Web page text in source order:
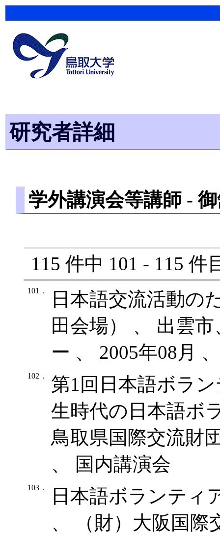
研究者詳細
学外講演会等講師 -
115 件中 101 - 115 件
101．
日本語交流活動の
田会場） 、 出雲
ー 、 2005年08月
102．
第1回日本語ボラ
生時代の日本語ボ
鳥取県国際交流財
、 国内講演会
103．
日本語ボランティ
、 （財）大阪国際